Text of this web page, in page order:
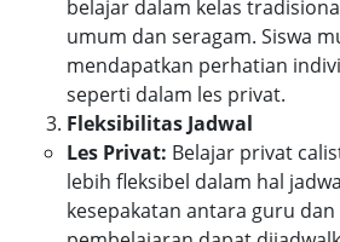
belajar dalam kelas
umum dan seragam. Siswa
mendapatkan perhatian
seperti dalam les privat.
Fleksibilitas Jadwal
Les Privat: Belajar privat
lebih fleksibel dalam hal
kesepakatan antara guru dan